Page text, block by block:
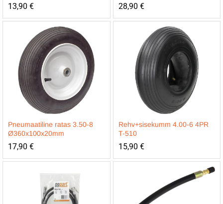
13,90 € 28,90 €
Pneumaatiline ratas 3.50-8
Ø360x100x20mm
17,90 €
Rehv+sisekumm 4.00-6 4PR
T-510
15,90 €